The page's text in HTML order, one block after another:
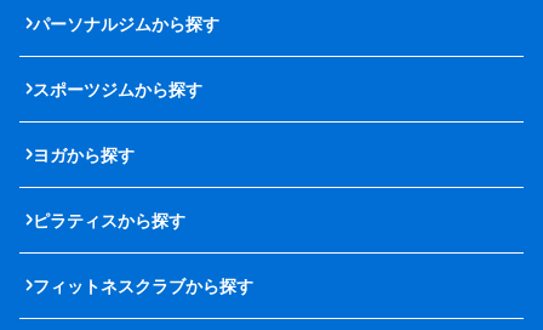
パーソナルジムから探す
スポーツジムから探す
ヨガから探す
ピラティスから探す
フィットネスクラブから探す